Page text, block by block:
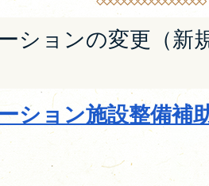
ションの変更（新
ション施設整備補